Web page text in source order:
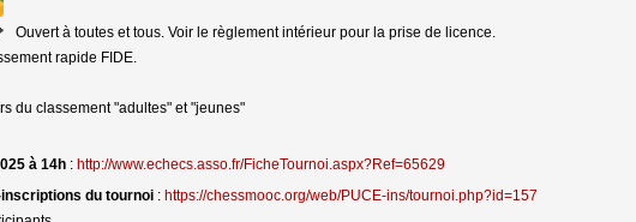
Ouvert à toutes et tous. Voir le règlement intérieur pour la prise de licence.
rapide FIDE.
du classement "adultes" et "jeunes"
à 14h : http://www.echecs.asso.fr/FicheTournoi.aspx?Ref=65629
du tournoi : https://chessmooc.org/web/PUCE-ins/tournoi.php?id=157